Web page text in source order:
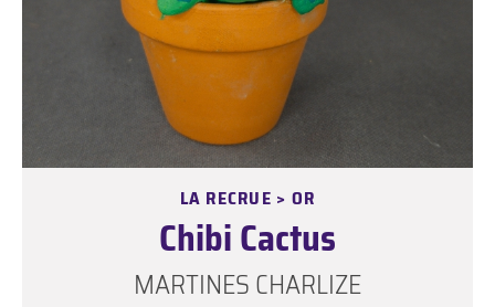
LA RECRUE > OR
Chibi Cactus
MARTINES CHARLIZE